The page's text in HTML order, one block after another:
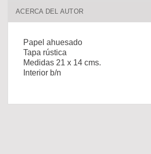
ACERCA DEL AUTOR
Papel ahuesado
Tapa rústica
Medidas 21 x 14 cms.
Interior b/n